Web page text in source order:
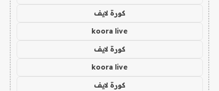
كورة لايف
koora live
كورة لايف
koora live
كورة لايف